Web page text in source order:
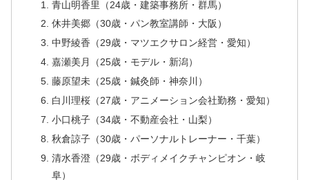
青山明香里（24歳・建築事務所・群馬）
休井美郷（30歳・パン教室講師・大阪）
中野綾香（29歳・マツエクサロン経営・愛知）
嘉瀬美月（25歳・モデル・新潟）
藤原望未（25歳・鍼灸師・神奈川）
白川理桜（27歳・アニメーション会社勤務・愛知）
小口桃子（34歳・不動産会社・山梨）
秋倉諒子（30歳・パーソナルトレーナー・千葉）
清水香澄（29歳・ボディメイクチャンピオン・岐
阜）